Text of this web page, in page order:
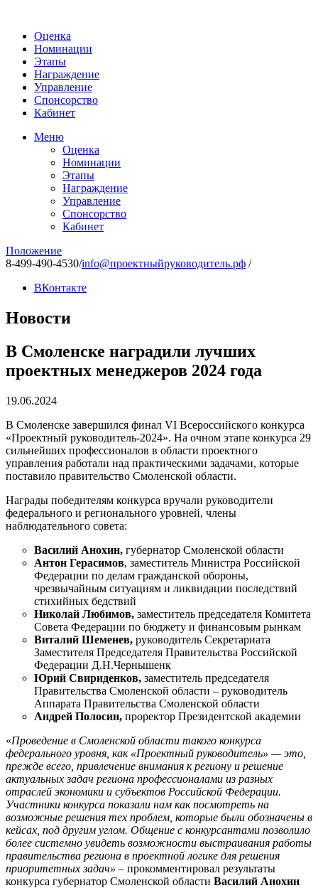
Оценка
Номинации
Этапы
Награждение
Управление
Спонсорство
Кабинет
Меню
Оценка
Номинации
Этапы
Награждение
Управление
Спонсорство
Кабинет
Положение
8-499-490-4530/info@проектныйруководитель.рф /
ВКонтакте
Новости
В Смоленске наградили лучших
проектных менеджеров 2024 года
19.06.2024
В Смоленске завершился финал VI Всероссийского конкурса
«Проектный руководитель-2024». На очном этапе конкурса 29
сильнейших профессионалов в области проектного
управления работали над практическими задачами, которые
поставило правительство Смоленской области.
Награды победителям конкурса вручали руководители
федерального и регионального уровней, члены
наблюдательного совета:
Василий Анохин, губернатор Смоленской области
Антон Герасимов, заместитель Министра Российской
Федерации по делам гражданской обороны,
чрезвычайным ситуациям и ликвидации последствий
стихийных бедствий
Николай Любимов, заместитель председателя Комитета
Совета Федерации по бюджету и финансовым рынкам
Виталий Шеменев, руководитель Секретариата
Заместителя Председателя Правительства Российской
Федерации Д.Н.Чернышенк
Юрий Свириденков, заместитель председателя
Правительства Смоленской области – руководитель
Аппарата Правительства Смоленской области
Андрей Полосин, проректор Президентской академии
«Проведение в Смоленской области такого конкурса
федерального уровня, как «Проектный руководитель» — это,
прежде всего, привлечение внимания к региону и решение
актуальных задач региона профессионалами из разных
отраслей экономики и субъектов Российской Федерации.
Участники конкурса показали нам как посмотреть на
возможные решения тех проблем, которые были обозначены в
кейсах, под другим углом. Общение с конкурсантами позволило
более системно увидеть возможности выстраивания работы
правительства региона в проектной логике для решения
приоритетных задач» – прокомментировал результаты
конкурса губернатор Смоленской области Василий Анохин